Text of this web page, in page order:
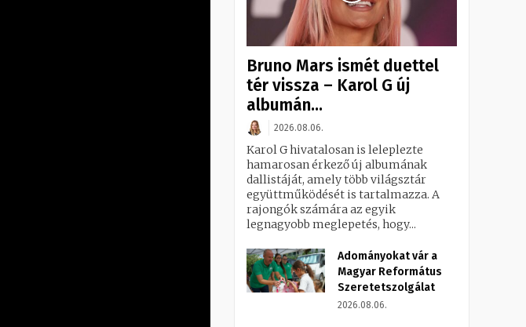
Bruno Mars ismét duettel
tér vissza – Karol G új
albumán...
2026.08.06.
Karol G hivatalosan is leleplezte
hamarosan érkező új albumának
dallistáját, amely több világsztár
együttműködését is tartalmazza. A
rajongók számára az egyik
legnagyobb meglepetés, hogy...
Adományokat vár a
Magyar Református
Szeretetszolgálat
2026.08.06.